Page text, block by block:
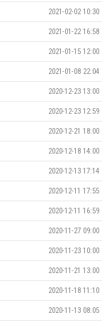
2021-02-02 10:30
2021-01-22 16:58
2021-01-15 12:00
2021-01-08 22:04
2020-12-23 13:00
2020-12-23 12:59
2020-12-21 18:00
2020-12-18 14:00
2020-12-13 17:14
2020-12-11 17:55
2020-12-11 16:59
2020-11-27 09:00
2020-11-23 10:00
2020-11-21 13:00
2020-11-18 11:10
2020-11-13 08:05